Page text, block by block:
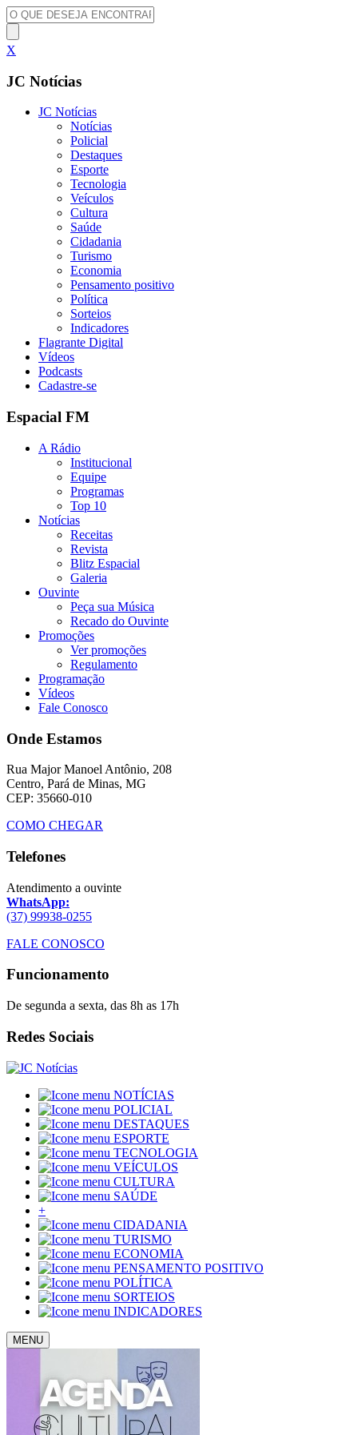
X
JC Notícias
JC Notícias
Notícias
Policial
Destaques
Esporte
Tecnologia
Veículos
Cultura
Saúde
Cidadania
Turismo
Economia
Pensamento positivo
Política
Sorteios
Indicadores
Flagrante Digital
Vídeos
Podcasts
Cadastre-se
Espacial FM
A Rádio
Institucional
Equipe
Programas
Top 10
Notícias
Receitas
Revista
Blitz Espacial
Galeria
Ouvinte
Peça sua Música
Recado do Ouvinte
Promoções
Ver promoções
Regulamento
Programação
Vídeos
Fale Conosco
Onde Estamos
Rua Major Manoel Antônio, 208
Centro, Pará de Minas, MG
CEP: 35660-010
COMO CHEGAR
Telefones
Atendimento a ouvinte
WhatsApp:
(37) 99938-0255
FALE CONOSCO
Funcionamento
De segunda a sexta, das 8h as 17h
Redes Sociais
NOTÍCIAS
POLICIAL
DESTAQUES
ESPORTE
TECNOLOGIA
VEÍCULOS
CULTURA
SAÚDE
+
CIDADANIA
TURISMO
ECONOMIA
PENSAMENTO POSITIVO
POLÍTICA
SORTEIOS
INDICADORES
MENU